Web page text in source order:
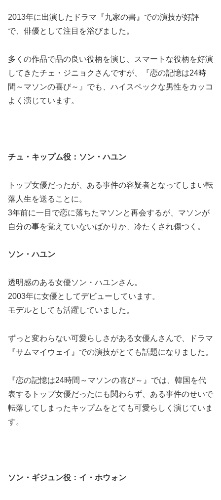
2013年に出演したドラマ『九家の書』での演技が好評
で、俳優として注目を浴びました。
多くの作品で品の良い役柄を演じ、スマートな役柄を好演
してきたチェ・ジニョクさんですが、『恋の記憶は24時
間～マソンの喜び～』でも、ハイスペックな男性をカッコ
よく演じています。
チュ・キップム役：ソン・ハユン
トップ女優だったが、ある事件の容疑者となってしまい転
落人生を送ることに。
3年前に一目で恋に落ちたマソンと再会するが、マソンが
自分の事を覚えていないばかりか、冷たくされ傷つく。
ソン・ハユン
透明感のある女優ソン・ハユンさん。
2003年に女優としてデビューしています。
モデルとしても活躍していました。
ずっと変わらない可愛らしさがある女優んさんで、ドラマ
『サムマイウェイ』での演技がとても話題になりました。
『恋の記憶は24時間～マソンの喜び～』では、韓国を代
表するトップ女優だったにも関わらず、ある事件のせいで
転落してしまったキップムをとても可愛らしく演じていま
す。
ソン・ギジュン役：イ・ホウォン